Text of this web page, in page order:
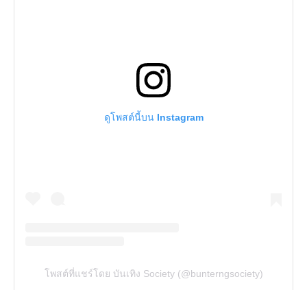
ดูโพสต์นี้บน Instagram
โพสต์ที่แชร์โดย บันเทิง Society (@bunterngsociety)